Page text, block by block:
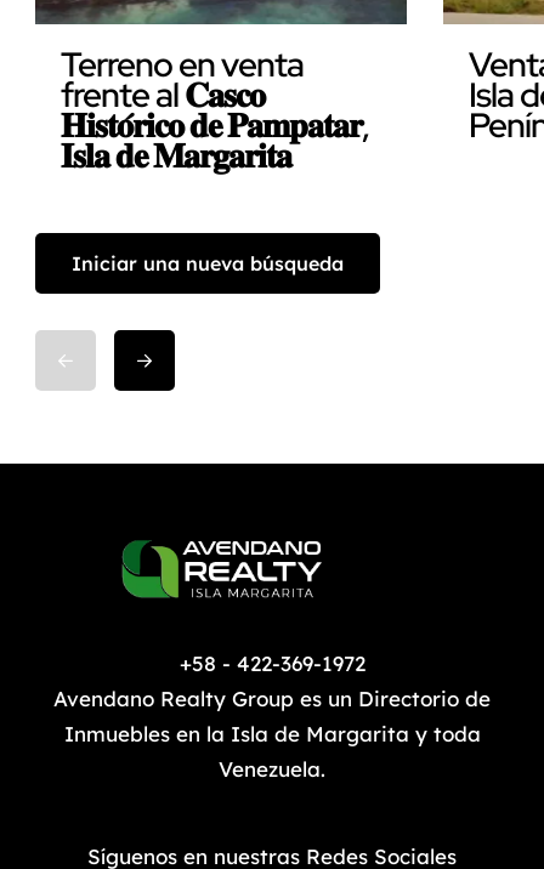
Terreno en venta
frente al 𝐂𝐚𝐬𝐜𝐨
𝐇𝐢𝐬𝐭𝐨́𝐫𝐢𝐜𝐨 𝐝𝐞 𝐏𝐚𝐦𝐩𝐚𝐭𝐚𝐫,
𝐈𝐬𝐥𝐚 𝐝𝐞 𝐌𝐚𝐫𝐠𝐚𝐫𝐢𝐭𝐚
Isla
Iniciar una nueva búsqueda
+58 - 422-369-1972
Avendano Realty Group es un Directorio de
Inmuebles en la Isla de Margarita y toda
Venezuela.
Síguenos en nuestras Redes Sociales